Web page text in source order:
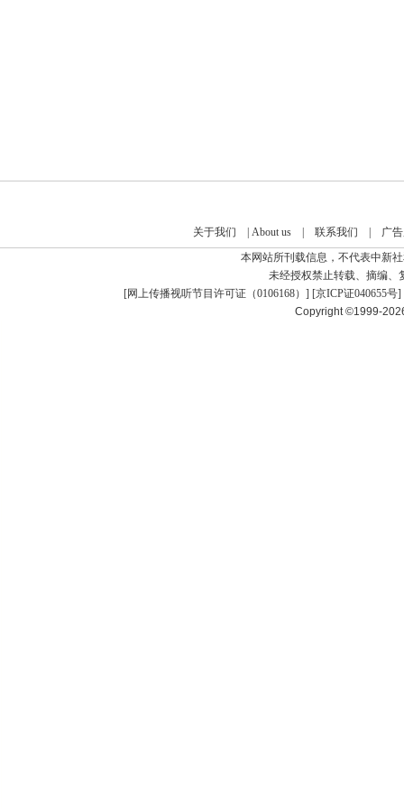
关于我们 About us| 联系我们
广
本网站所刊载信息，不代表中新
未经授权禁止转载、摘编、
[网上传播视听节目许可证（0106168） ] [京ICP证040655号]
Copyright ©1999-